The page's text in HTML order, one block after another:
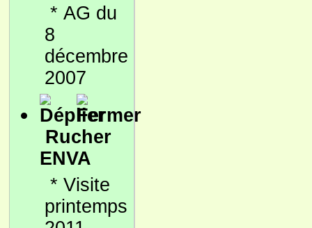
* AG du
8
décembre
2007
Rucher
ENVA
* Visite
printemps